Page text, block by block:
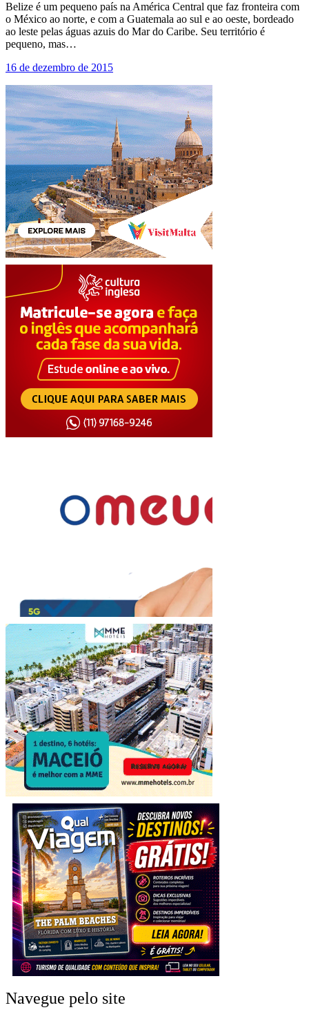
Belize é um pequeno país na América Central que faz fronteira com
o México ao norte, e com a Guatemala ao sul e ao oeste, bordeado
ao leste pelas águas azuis do Mar do Caribe. Seu território é
pequeno, mas…
16 de dezembro de 2015
Navegue pelo site